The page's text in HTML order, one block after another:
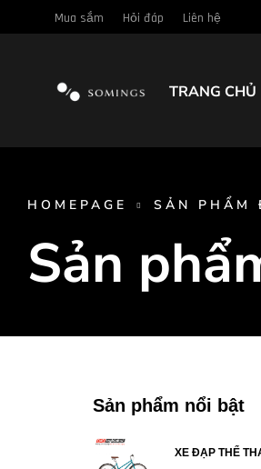
Mua sắm Hỏi đáp Liên hệ
TRANG CHỦ
HOMEPAGE SẢN PHẨM
Sản
Sản phẩm nổi bật
XE ĐẠP THỂ